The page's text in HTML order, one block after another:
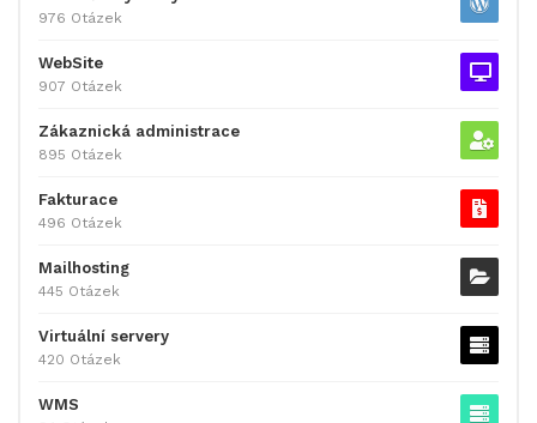
976 Otázek
WebSite
907 Otázek
Zákaznická administrace
895 Otázek
Fakturace
496 Otázek
Mailhosting
445 Otázek
Virtuální servery
420 Otázek
WMS